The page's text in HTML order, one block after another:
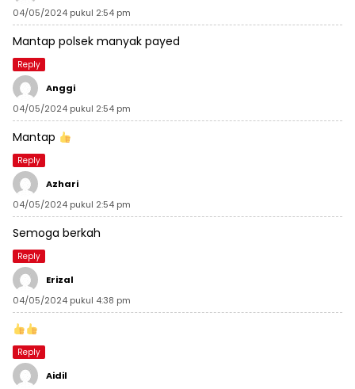
04/05/2024 pukul 2:54 pm
Mantap polsek manyak payed
Reply
Anggi
04/05/2024 pukul 2:54 pm
Mantap
Reply
Azhari
04/05/2024 pukul 2:54 pm
Semoga berkah
Reply
Erizal
04/05/2024 pukul 4:38 pm
Reply
Aidil